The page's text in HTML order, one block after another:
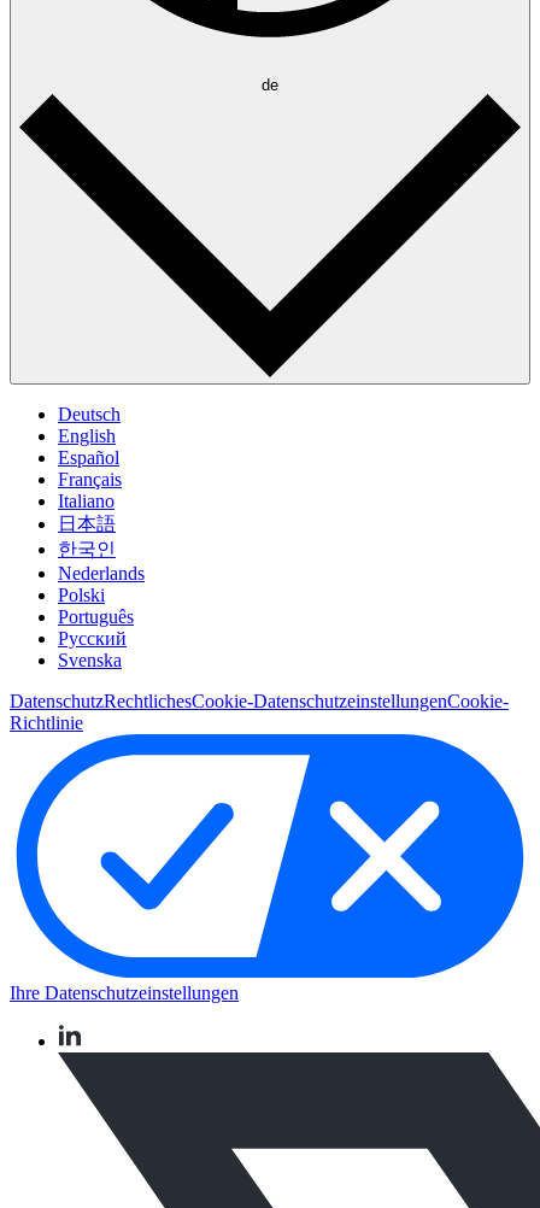
de
Deutsch
English
Español
Français
Italiano
日本語
한국인
Nederlands
Polski
Português
Pусский
Svenska
DatenschutzRechtlichesCookie-DatenschutzeinstellungenCookie-
Richtlinie
Ihre Datenschutzeinstellungen